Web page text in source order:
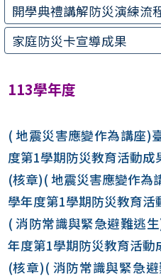
開學典禮講解防災演練流
家庭防災卡宣導成果
113學年度
( 地震災害應變作為講座)
度第1學期防災教育活動成
(核章)( 地震災害應變作為
學年度第1學期防災教育活
( 消防常識與緊急避難逃
年度第1學期防災教育活動
(核章)( 消防常識與緊急